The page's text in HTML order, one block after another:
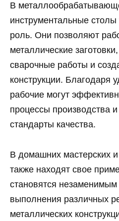
В
инструментальные
роль. Они позволяют
металлические
сварочные работы и
конструкции. Благодаря
рабочие могут
процессы производства
стандарты качества.
В домашних мастерских и
также находят свое
становятся
выполнения различных
металлических